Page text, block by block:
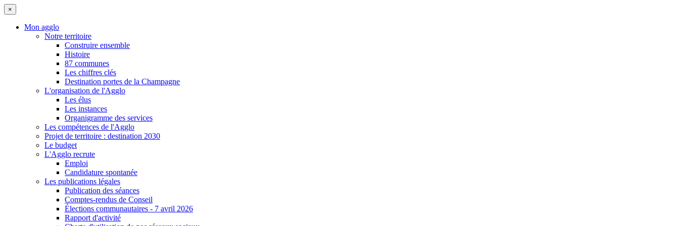
×
Mon agglo
Notre territoire
Construire ensemble
Histoire
87 communes
Les chiffres clés
Destination portes de la Champagne
L'organisation de l'Agglo
Les élus
Les instances
Organigramme des services
Les compétences de l'Agglo
Projet de territoire : destination 2030
Le budget
L'Agglo recrute
Emploi
Candidature spontanée
Les publications légales
Publication des séances
Comptes-rendus de Conseil
Élections communautaires - 7 avril 2026
Rapport d'activité